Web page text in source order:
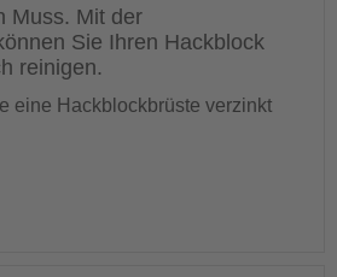
Muss. Mit der
Sie Ihren Hackblock
reinigen.
eine Hackblockbrüste verzinkt